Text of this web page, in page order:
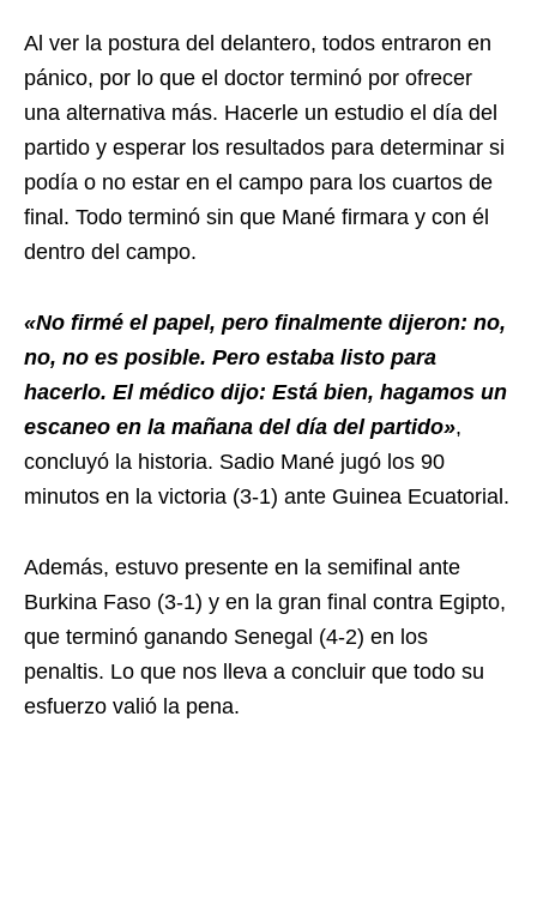
Al ver la postura del delantero, todos entraron en
pánico, por lo que el doctor terminó por ofrecer
una alternativa más. Hacerle un estudio el día del
partido y esperar los resultados para determinar si
podía o no estar en el campo para los cuartos de
final. Todo terminó sin que Mané firmara y con él
dentro del campo.
«No firmé el papel, pero finalmente dijeron: no,
no, no es posible. Pero estaba listo para
hacerlo. El médico dijo: Está bien, hagamos un
escaneo en la mañana del día del partido»,
concluyó la historia. Sadio Mané jugó los 90
minutos en la victoria (3-1) ante Guinea Ecuatorial.
Además, estuvo presente en la semifinal ante
Burkina Faso (3-1) y en la gran final contra Egipto,
que terminó ganando Senegal (4-2) en los
penaltis. Lo que nos lleva a concluir que todo su
esfuerzo valió la pena.